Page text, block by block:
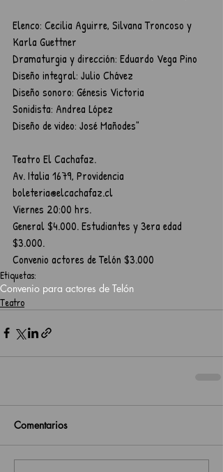
Elenco: Cecilia Aguirre, Silvana Troncoso y
Karla Guettner
Dramaturgia y dirección: Eduardo Vega Pino
Diseño integral: Julio Chávez
Diseño sonoro: Génesis Victoria
Sonidista: Andrea López
Diseño de video: José Mañodes"
Teatro El Cachafaz.
Av. Italia 1679, Providencia
boleteria@elcachafaz.cl
Viernes 20:00 hrs.
General $4.000. Estudiantes y 3era edad
$3.000.
Convenio actores de Telón $3.000
Etiquetas:
Convenio para actores de Telón
Teatro
Comentarios